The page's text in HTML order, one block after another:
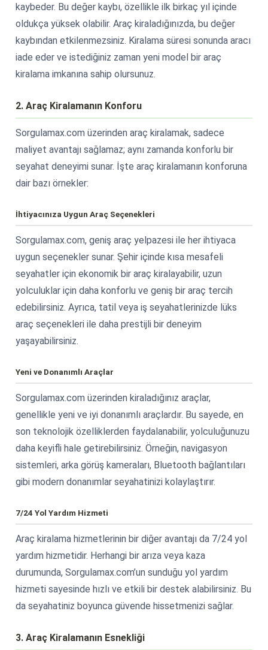
kaybeder. Bu değer kaybı, özellikle ilk birkaç yıl içinde
oldukça yüksek olabilir. Araç kiraladığınızda, bu değer
kaybından etkilenmezsiniz. Kiralama süresi sonunda aracı
iade eder ve istediğiniz zaman yeni model bir araç
kiralama imkanına sahip olursunuz.
2. Araç Kiralamanın Konforu
Sorgulamax.com üzerinden araç kiralamak, sadece
maliyet avantajı sağlamaz; aynı zamanda konforlu bir
seyahat deneyimi sunar. İşte araç kiralamanın konforuna
dair bazı örnekler:
İhtiyacınıza Uygun Araç Seçenekleri
Sorgulamax.com, geniş araç yelpazesi ile her ihtiyaca
uygun seçenekler sunar. Şehir içinde kısa mesafeli
seyahatler için ekonomik bir araç kiralayabilir, uzun
yolculuklar için daha konforlu ve geniş bir araç tercih
edebilirsiniz. Ayrıca, tatil veya iş seyahatlerinizde lüks
araç seçenekleri ile daha prestijli bir deneyim
yaşayabilirsiniz.
Yeni ve Donanımlı Araçlar
Sorgulamax.com üzerinden kiraladığınız araçlar,
genellikle yeni ve iyi donanımlı araçlardır. Bu sayede, en
son teknolojik özelliklerden faydalanabilir, yolculuğunuzu
daha keyifli hale getirebilirsiniz. Örneğin, navigasyon
sistemleri, arka görüş kameraları, Bluetooth bağlantıları
gibi modern donanımlar seyahatinizi kolaylaştırır.
7/24 Yol Yardım Hizmeti
Araç kiralama hizmetlerinin bir diğer avantajı da 7/24 yol
yardım hizmetidir. Herhangi bir arıza veya kaza
durumunda, Sorgulamax.com’un sunduğu yol yardım
hizmeti sayesinde hızlı ve etkili bir destek alabilirsiniz. Bu
da seyahatiniz boyunca güvende hissetmenizi sağlar.
3. Araç Kiralamanın Esnekliği